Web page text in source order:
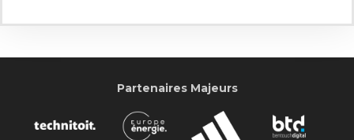
Partenaires Majeurs